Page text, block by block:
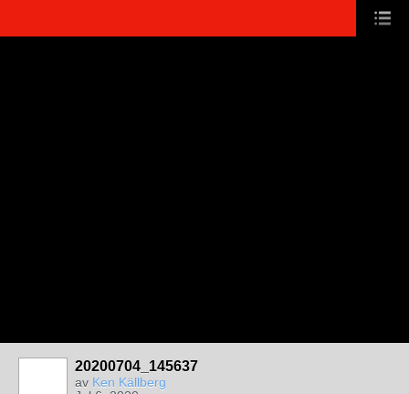
20200704_145637
av Ken Källberg